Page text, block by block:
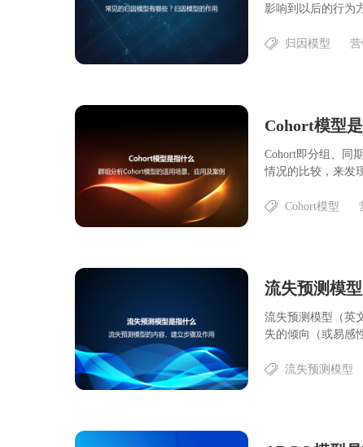
影响到以后的行为
归因模型
Cohort即分组、同
情况的比较，来发
Cohort模型
流失预测模型（英
失的倾向（或易感
流失预测模型